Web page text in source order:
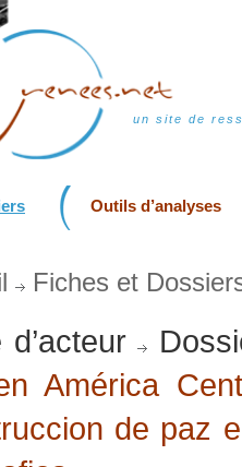
un site de
Outils d’analyses
Fiches et
d’acteur
América
de paz